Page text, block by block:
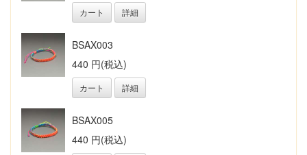
カート 詳細
BSAX003
440 円(税込)
カート 詳細
BSAX005
440 円(税込)